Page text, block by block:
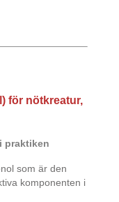
för nötkreatur,
i praktiken
som är den
komponenten i